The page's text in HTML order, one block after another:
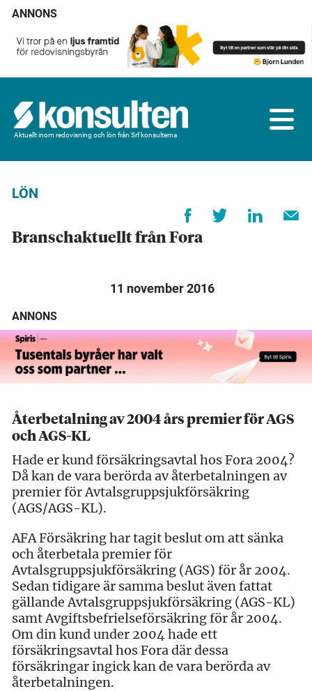
ANNONS
Aktuellt inom redovisning och lön från Srf konsulterna
LÖN
Branschaktuellt från Fora
11 november 2016
ANNONS
Återbetalning av 2004 års premier för AGS
och AGS-KL
Hade er kund försäkringsavtal hos Fora 2004?
Då kan de vara berörda av återbetalningen av
premier för Avtalsgruppsjukförsäkring
(AGS/AGS-KL).
AFA Försäkring har tagit beslut om att sänka
och återbetala premier för
Avtalsgruppsjukförsäkring (AGS) för år 2004.
Sedan tidigare är samma beslut även fattat
gällande Avtalsgruppsjukförsäkring (AGS-KL)
samt Avgiftsbefrielseförsäkring för år 2004.
Om din kund under 2004 hade ett
försäkringsavtal hos Fora där dessa
försäkringar ingick kan de vara berörda av
återbetalningen.